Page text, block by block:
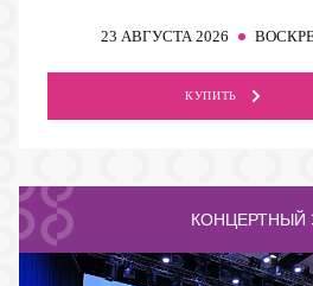
23 АВГУСТА 2026
КУПИТЬ
КОНЦЕРТНЫЙ